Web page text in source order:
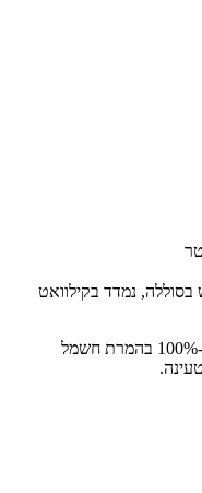
נמדד בקילוואט
יעילות — כלי רכב חשמליים אינם יעילים ב-100% בהמרת חשמל